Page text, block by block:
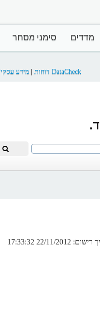
מדדים סימני מסחר
DataCheck דוחות מידע עסקי
2012 17:33:32